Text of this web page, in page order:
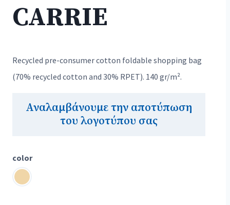
CARRIE
Recycled pre-consumer cotton foldable shopping bag
(70% recycled cotton and 30% RPET). 140 gr/m².
Αναλαμβάνουμε την αποτύπωση
του λογοτύπου σας
color